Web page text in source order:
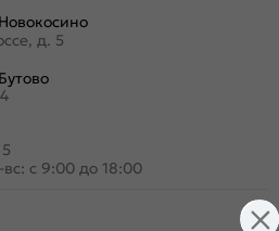
д. 5
вс: с 9:00 до 18:00